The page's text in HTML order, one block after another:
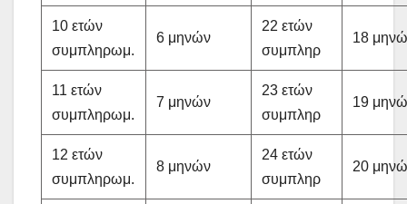
10 ετών
συμπληρωμ.
6 μηνών
22 ετών
συμπληρ
18
11 ετών
συμπληρωμ.
7 μηνών
23 ετών
συμπληρ
19
12 ετών
συμπληρωμ.
8 μηνών
24 ετών
συμπληρ
20